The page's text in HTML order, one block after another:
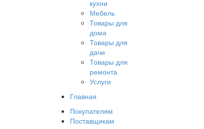
кухни
Мебель
Товары для
дома
Товары для
дачи
Товары для
ремонта
Услуги
Главная
Покупателям
Поставщикам